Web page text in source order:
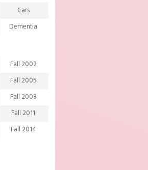
Cars
Dementia
Extreme sports
Food
Gourmet
History
Josei
Fall 2002
Fall 2005
Fall 2008
Fall 2011
Fall 2014